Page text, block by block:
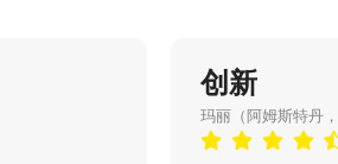
创新
玛丽（阿姆斯特丹，